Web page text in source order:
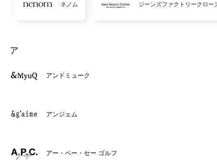
ネノム ジーンズファクトリークロー
ア
アンドミューク
アンジェム
アー・ペー・セー ゴルフ